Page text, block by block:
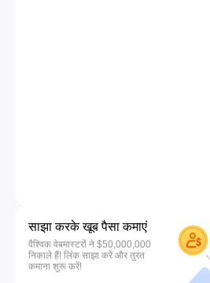
साझा करके खूब पैसा कमाएं
वैश्विक वेबमास्टरों ने $50,000,000
निकाले हैं! लिंक साझा करें और तुरंत
कमाना शुरू करें!